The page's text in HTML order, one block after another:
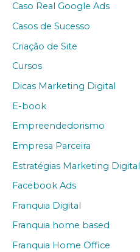
Caso Real Google Ads
Casos de Sucesso
Criação de Site
Cursos
Dicas Marketing Digital
E-book
Empreendedorismo
Empresa Parceira
Estratégias Marketing Digital
Facebook Ads
Franquia Digital
Franquia home based
Franquia Home Office